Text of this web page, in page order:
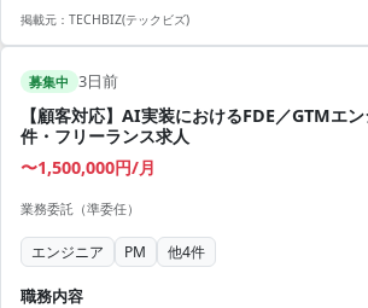
掲載元： TECHBIZ(テックビズ)
募集中 3日前
【顧客対応】AI実装におけるFDE／GTMエ
件・フリーランス求人
〜1,500,000円/月
業務委託（準委任）
エンジニア PM 他4件
職務内容